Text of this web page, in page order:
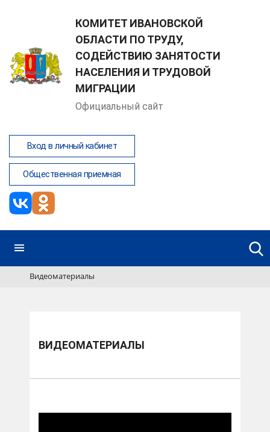
КОМИТЕТ ИВАНОВСКОЙ
ОБЛАСТИ ПО ТРУДУ,
СОДЕЙСТВИЮ ЗАНЯТОСТИ
НАСЕЛЕНИЯ И ТРУДОВОЙ
МИГРАЦИИ
Официальный сайт
Вход в личный кабинет
Общественная приемная
Видеоматериалы
ВИДЕОМАТЕРИАЛЫ